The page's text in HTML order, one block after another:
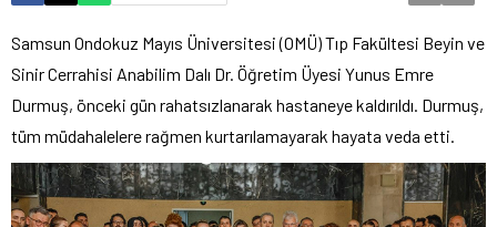
Samsun Ondokuz Mayıs Üniversitesi (OMÜ) Tıp Fakültesi Beyin ve
Sinir Cerrahisi Anabilim Dalı Dr. Öğretim Üyesi Yunus Emre
Durmuş, önceki gün rahatsızlanarak hastaneye kaldırıldı. Durmuş,
tüm müdahalelere rağmen kurtarılamayarak hayata veda etti.